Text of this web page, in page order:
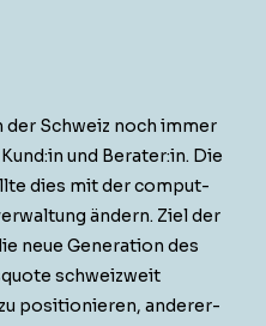
Schweiz noch immer
und Berater:in. Die
dies mit der com­put­
ändern. Ziel der
neue Gen­er­a­tion des
schweizweit
posi­tion­ieren, ander­er­